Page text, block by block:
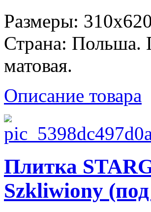
Размеры:
Страна: Польша.
матовая.
Описание товара
Плитка
Szkliwiony